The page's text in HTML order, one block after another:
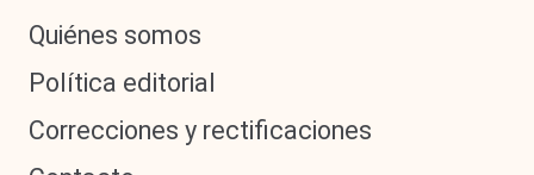
Quiénes somos
Política editorial
Correcciones y rectificaciones